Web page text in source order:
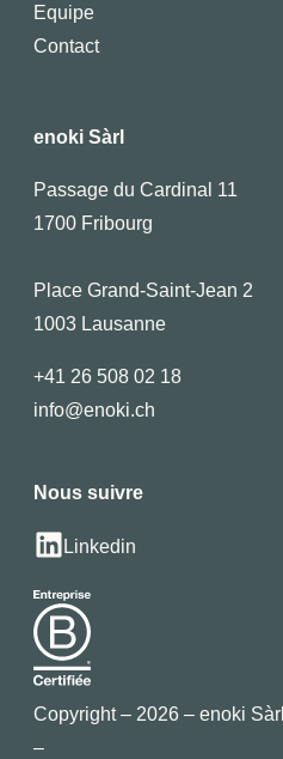
Equipe
Contact
enoki Sàrl
Passage du Cardinal 11
1700 Fribourg
Place Grand-Saint-Jean 2
1003 Lausanne
+41 26 508 02 18
info@enoki.ch
Nous suivre
Linkedin
Copyright – 2026 – enoki Sàrl
–